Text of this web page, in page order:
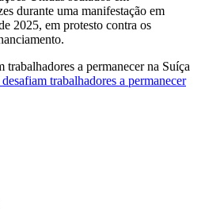
a permanecer na Suíça
trabalhadores a permanecer